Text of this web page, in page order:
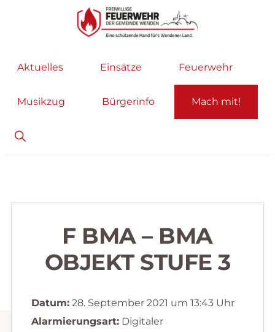
Hauptnavigation
Feuerwehr
helfen
selbstverständlich!
Aktuelles Einsätze Feuerwehr
Musikzug Bürgerinfo Mach mit!
Show
Search
F BMA – BMA
OBJEKT STUFE 3
Datum:28. September 2021 um 13:43 Uhr
Alarmierungsart:Digitaler